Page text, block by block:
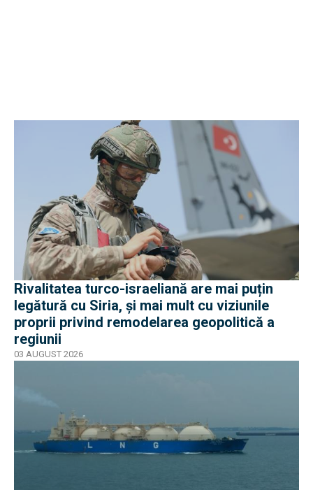
Rivalitatea turco-israeliană are mai puțin
legătură cu Siria, și mai mult cu viziunile
proprii privind remodelarea geopolitică a
regiunii
03 AUGUST 2026